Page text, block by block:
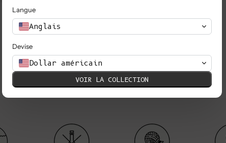
Langue
Anglais
Devise
Dollar américain
VOIR LA COLLECTION